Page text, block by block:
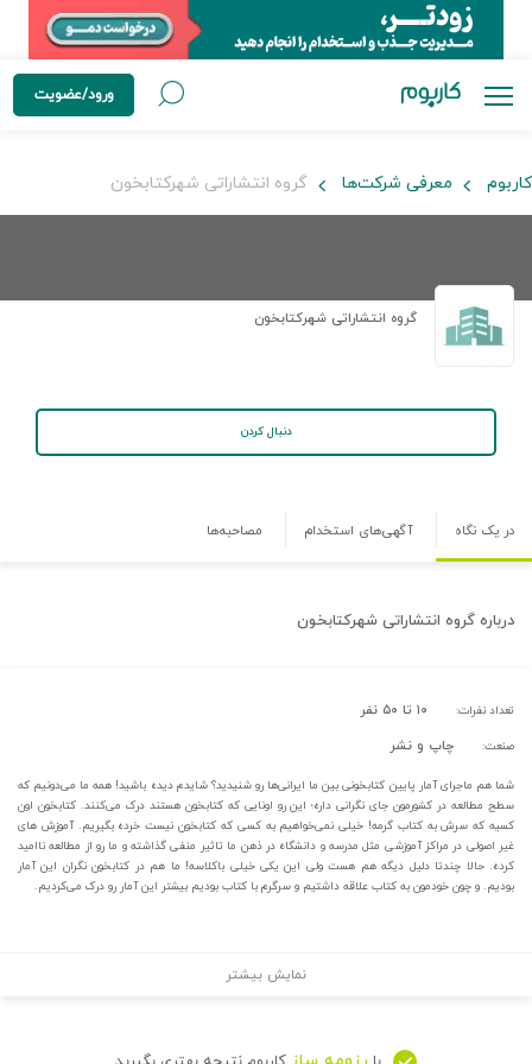
ورود/عضویت
کاربوم معرفی شرکت‌ها گروه انتشاراتی شهرکتابخون
گروه انتشاراتی شهرکتابخون
دنبال کردن
در یک نگاه آگهی‌های استخدام مصاحبه‌ها
درباره گروه انتشاراتی شهرکتابخون
تعداد نفرات: ۱۰ تا ۵۰ نفر
صنعت: چاپ و نشر
شما هم ماجرای آمار پایین کتابخونی بین ما ایرانی‌ها رو شنیدید؟ شایدم دیده باشید! همه ما می‌دونیم که
سطح مطالعه در کشورمون جای نگرانی داره؛ این رو اونایی که کتابخون هستند درک می‌کنند. کتابخون اون
کسیه که سرش به کتاب گرمه! خیلی نمی‌خواهیم به کسی که کتابخون نیست خرده بگیریم. آموزش های
غیر اصولی در مراکز آموزشی مثل مدرسه و دانشگاه در ذهن ما تاثیر منفی گذاشته و ما رو از مطالعه ناامید
کرده. حالا چندتا دلیل دیگه هم هست ولی این یکی خیلی باکلاسه! ما هم در کتابخون نگران این آمار
بودیم. و چون خودمون به کتاب علاقه داشتیم و سرگرم با کتاب بودیم بیشتر این آمار رو درک می‌کردیم.
نمایش بیشتر